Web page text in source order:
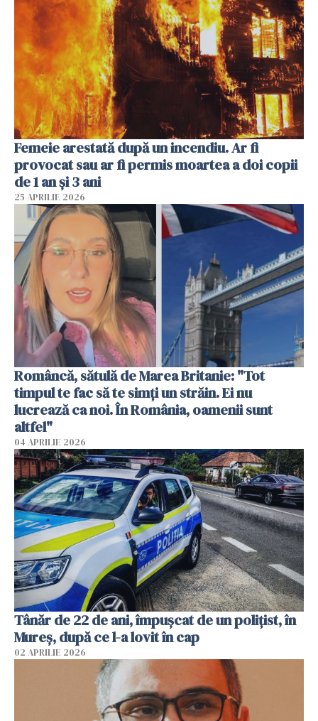
Femeie arestată după un incendiu. Ar fi
provocat sau ar fi permis moartea a doi copii
de 1 an și 3 ani
25 APRILIE 2026
Româncă, sătulă de Marea Britanie: "Tot
timpul te fac să te simți un străin. Ei nu
lucrează ca noi. În România, oamenii sunt
altfel"
04 APRILIE 2026
Tânăr de 22 de ani, împușcat de un polițist, în
Mureș, după ce l-a lovit în cap
02 APRILIE 2026